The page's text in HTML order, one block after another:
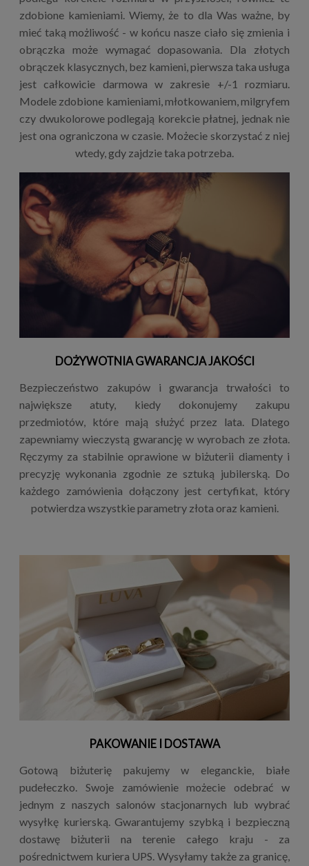
zdobione kamieniami. Wiemy, że to dla Was ważne, by
mieć taką możliwość - w końcu nasze ciało się zmienia i
obrączka może wymagać dopasowania. Dla złotych
obrączek klasycznych, bez kamieni, pierwsza taka usługa
jest całkowicie darmowa w zakresie +/-1 rozmiaru.
Modele zdobione kamieniami, młotkowaniem, milgryfem
czy dwukolorowe podlegają korekcie płatnej, jednak nie
jest ona ograniczona w czasie. Możecie skorzystać z niej
wtedy, gdy zajdzie taka potrzeba.
DOŻYWOTNIA GWARANCJA JAKOŚCI
Bezpieczeństwo zakupów i gwarancja trwałości to
największe atuty, kiedy dokonujemy zakupu
przedmiotów, które mają służyć przez lata. Dlatego
zapewniamy wieczystą gwarancję w wyrobach ze złota.
Ręczymy za stabilnie oprawione w biżuterii diamenty i
precyzję wykonania zgodnie ze sztuką jubilerską. Do
każdego zamówienia dołączony jest certyfikat, który
potwierdza wszystkie parametry złota oraz kamieni.
PAKOWANIE I DOSTAWA
Gotową biżuterię pakujemy w eleganckie, białe
pudełeczko. Swoje zamówienie możecie odebrać w
jednym z naszych salonów stacjonarnych lub wybrać
wysyłkę kurierską. Gwarantujemy szybką i bezpieczną
dostawę biżuterii na terenie całego kraju - za
pośrednictwem kuriera UPS. Wysyłamy także za granicę,